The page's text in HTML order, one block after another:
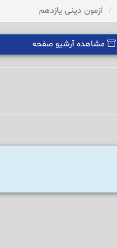
آزمون دینی یازدهم
مشاهده آرشیو صفحه